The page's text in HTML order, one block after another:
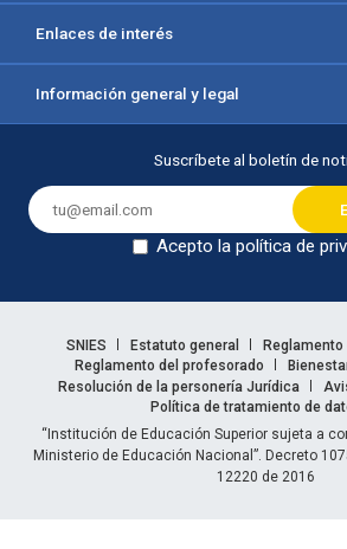
Enlaces de interés
Información general y legal
Suscríbete al boletín de
Acepto la política de
Enlaces legales
SNIES Estatuto general
Reglamento del profesorado
Resolución de la personería Jurídica
Política de tratamiento de
Información legal
“Institución de Educación Superior sujeta a
Ministerio de Educación Nacional”. Decreto
12220 de 2016